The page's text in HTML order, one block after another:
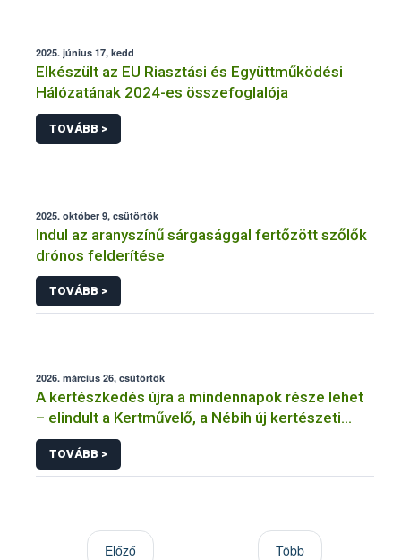
2025. június 17, kedd
Elkészült az EU Riasztási és Együttműködési
Hálózatának 2024-es összefoglalója
TOVÁBB >
2025. október 9, csütörtök
Indul az aranyszínű sárgasággal fertőzött szőlők
drónos felderítése
TOVÁBB >
2026. március 26, csütörtök
A kertészkedés újra a mindennapok része lehet
– elindult a Kertművelő, a Nébih új kertészeti
programja
TOVÁBB >
Előző Több